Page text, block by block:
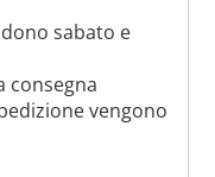
sabato e
consegna
vengono